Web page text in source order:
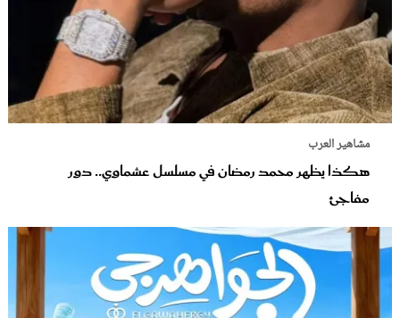
مشاهير العرب
هكذا يظهر محمد رمضان في مسلسل عشماوي.. دور
مفاجئ